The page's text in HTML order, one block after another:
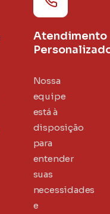
Atendimento
Nossa
equipe
está à
disposição
para
entender
suas
necessidades
e